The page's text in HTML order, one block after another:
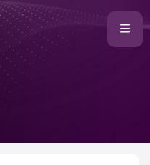
Selecteer